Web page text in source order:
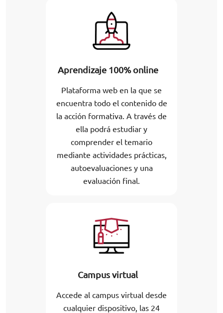
Aprendizaje 100% online
Plataforma web en la que se
encuentra todo el contenido de
la acción formativa. A través de
ella podrá estudiar y
comprender el temario
mediante actividades prácticas,
autoevaluaciones y una
evaluación final.
Campus virtual
Accede al campus virtual desde
cualquier dispositivo, las 24